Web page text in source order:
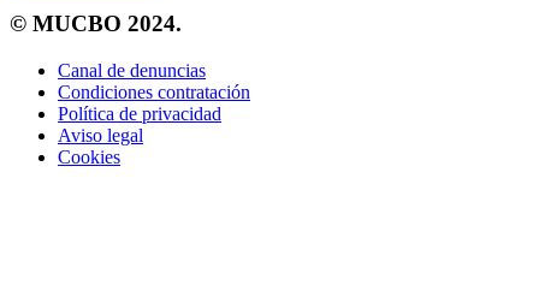
© MUCBO 2024.
Canal de denuncias
Condiciones contratación
Política de privacidad
Aviso legal
Cookies